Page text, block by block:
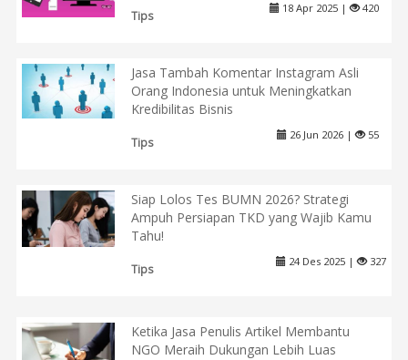
Tips
18 Apr 2025 | 420
Jasa Tambah Komentar Instagram Asli
Orang Indonesia untuk Meningkatkan
Kredibilitas Bisnis
Tips
26 Jun 2026 | 55
Siap Lolos Tes BUMN 2026? Strategi
Ampuh Persiapan TKD yang Wajib Kamu
Tahu!
Tips
24 Des 2025 | 327
Ketika Jasa Penulis Artikel Membantu
NGO Meraih Dukungan Lebih Luas